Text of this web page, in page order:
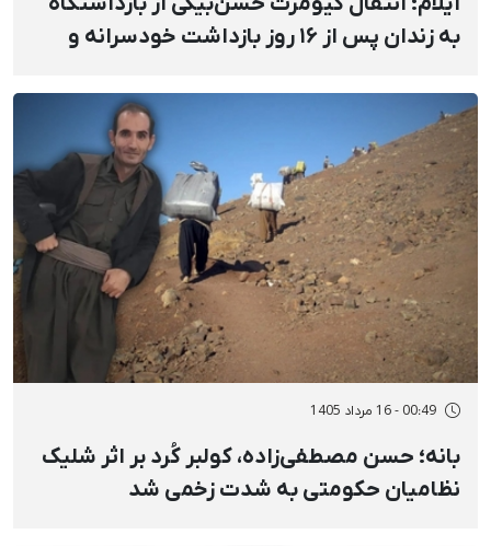
به زندان پس از ۱۶ روز بازداشت خودسرانه و
00:49 - 16 مرداد 1405
بانه؛ حسن مصطفی‌زاده، کولبر کُرد بر اثر شلیک
نظامیان حکومتی به شدت زخمی شد